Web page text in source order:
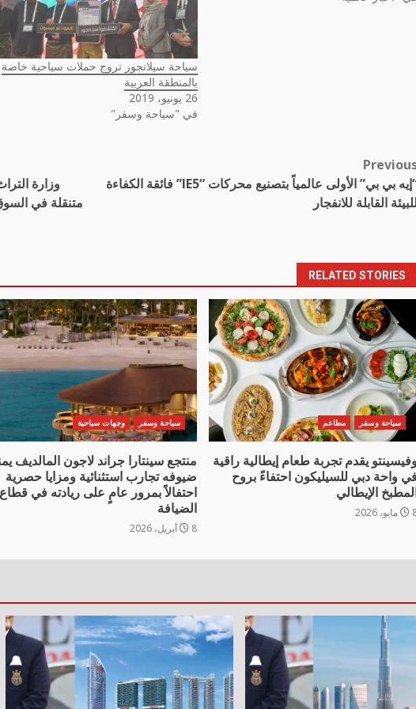
سياحة سيلانجور تروج حملات سياحية خاصة
بالمنطقة العربية
26 يونيو، 2019
في "سياحة وسفر"
navigation
“إيه بي بي” الأولى عالمياً بتصنيع محركات “IE5” فائقة الكفاءة
للبيئة القابلة للانفجار
وزارة
متنقلة في
RELATED STORIES
سياحة وسفر مطاعم
يقدم تجربة طعام إيطالية راقية
في واحة دبي للسيليكون احتفاءً بروح
المطبخ الإيطالي
2026
سياحة وسفر وجهات سياحية
منتجع سينتارا جراند لاجون المالديف
ضيوفه تجارب استثنائية ومزايا حصرية
احتفالاً بمرور عامٍ على ريادته في قطاع
الضيافة
8 أبريل، 2026